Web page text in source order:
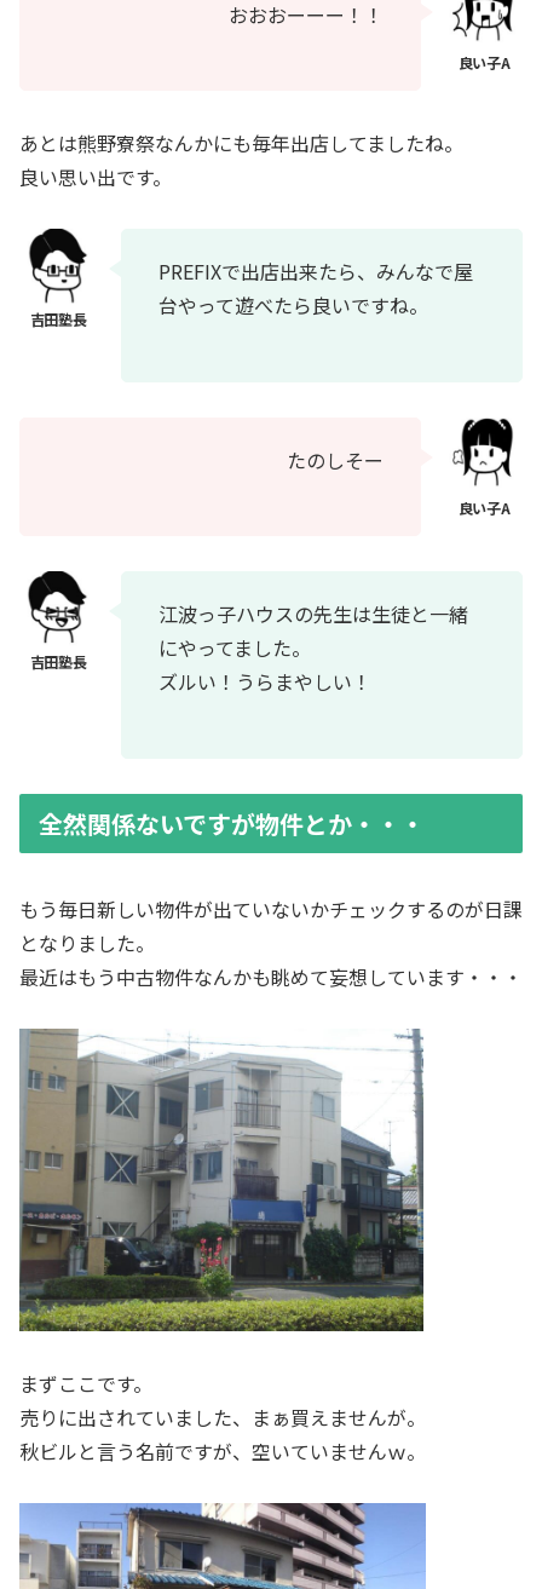
おおおーーー！！
あとは熊野寮祭なんかにも毎年出店してましたね。
良い思い出です。
PREFIXで出店出来たら、みんなで屋
台やって遊べたら良いですね。
たのしそー
江波っ子ハウスの先生は生徒と一緒
にやってました。
ズルい！うらまやしい！
全然関係ないですが物件とか・・・
もう毎日新しい物件が出ていないかチェックするのが日課
となりました。
最近はもう中古物件なんかも眺めて妄想しています・・・
まずここです。
売りに出されていました、まぁ買えませんが。
秋ビルと言う名前ですが、空いていませんｗ。